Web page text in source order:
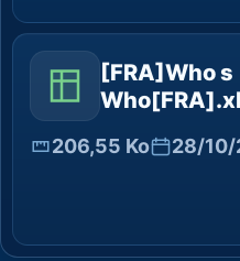
[FRA]Who s
206,55 Ko 28/10/